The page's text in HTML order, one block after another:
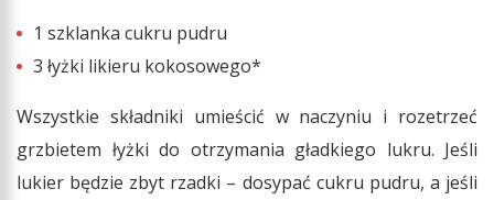
1 szklanka cukru pudru
3 łyżki likieru kokosowego*
Wszystkie składniki umieścić w naczyniu i rozetrzeć
grzbietem łyżki do otrzymania gładkiego lukru. Jeśli
lukier będzie zbyt rzadki – dosypać cukru pudru, a jeśli